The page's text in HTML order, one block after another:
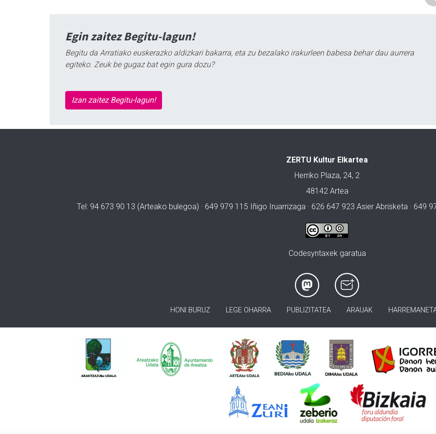
Egin zaitez Begitu-lagun!
Begitu da Arratiako euskerazko aldizkari bakarra, eta zu bezalako irakurleen babesa behar dau aurrera
egiteko. Zeuk be gugaz bat egin gura dozu?
Izan zaitez Begitu-lagun!
ZERTU Kultur Elkartea
Herriko Plaza, 24, 2
48142 Artea
Tel: 94 673 90 13 (Arteako bulegoa) · 649 979 115 Iñigo Iruarrizaga · 626 647 923 Asier Abrisketa · 649
Codesyntaxek garatua
HONI BURUZ LEGE OHARRA PUBLIZITATEA ARAUAK